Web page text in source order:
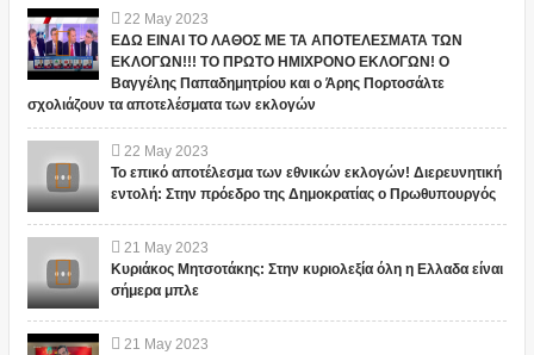
22 May 2023
ΕΔΩ ΕΙΝΑΙ ΤΟ ΛΑΘΟΣ ΜΕ ΤΑ ΑΠΟΤΕΛΕΣΜΑΤΑ ΤΩΝ
ΕΚΛΟΓΩΝ!!! ΤΟ ΠΡΩΤΟ ΗΜΙΧΡΟΝΟ ΕΚΛΟΓΩΝ! Ο
Βαγγέλης Παπαδημητρίου και ο Άρης Πορτοσάλτε
σχολιάζουν τα αποτελέσματα των εκλογών
22 May 2023
Το επικό αποτέλεσμα των εθνικών εκλογών! Διερευνητική
εντολή: Στην πρόεδρο της Δημοκρατίας ο Πρωθυπουργός
21 May 2023
Κυριάκος Μητσοτάκης: Στην κυριολεξία όλη η Ελλαδα είναι
σήμερα μπλε
21 May 2023